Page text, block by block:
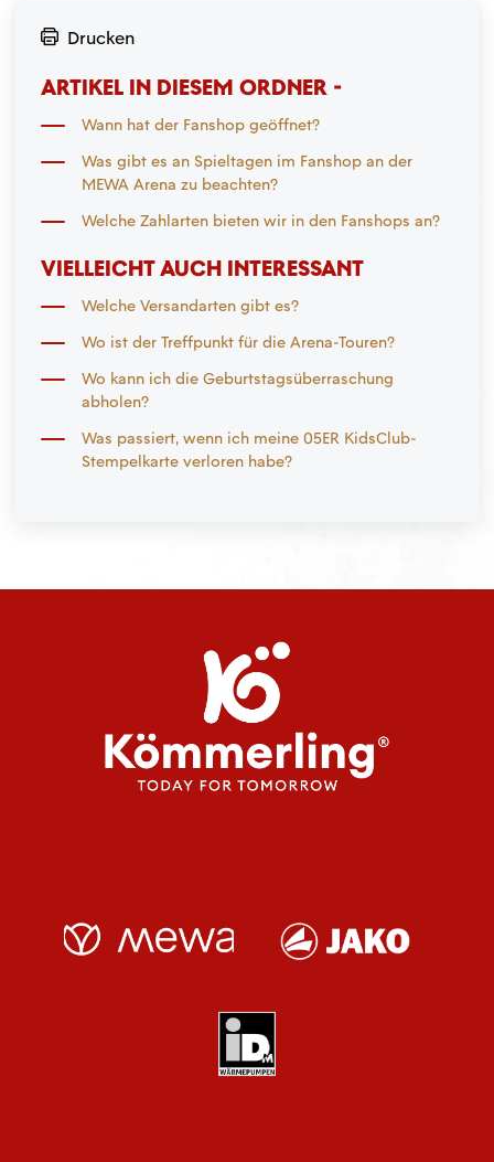
Drucken
ARTIKEL IN DIESEM ORDNER -
Wann hat der Fanshop geöffnet?
Was gibt es an Spieltagen im Fanshop an der
MEWA Arena zu beachten?
Welche Zahlarten bieten wir in den Fanshops an?
VIELLEICHT AUCH INTERESSANT
Welche Versandarten gibt es?
Wo ist der Treffpunkt für die Arena-Touren?
Wo kann ich die Geburtstagsüberraschung
abholen?
Was passiert, wenn ich meine 05ER KidsClub-
Stempelkarte verloren habe?